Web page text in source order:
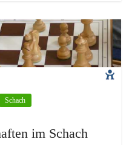
Schach
im Schach